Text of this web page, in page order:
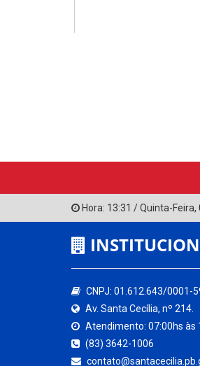
Hora: 13:31 /Quinta-Feira,
CNPJ: 01.612.643/0001-
Av. Santa Cecília, nº 214.
Atendimento: 07:00hs às
(83) 3642-1006